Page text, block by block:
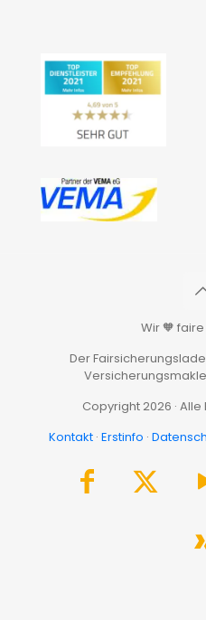
Wir 🧡
Der
Copyright 2026 ·
Kontakt · Erstinfo ·